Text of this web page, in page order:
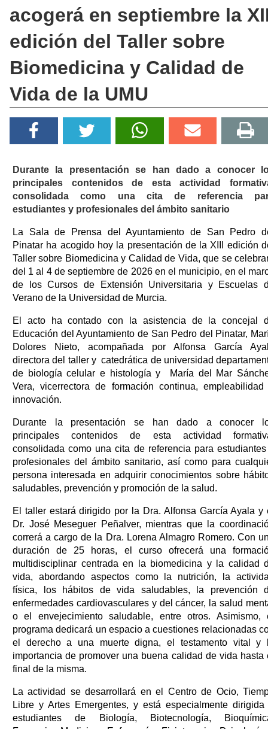
acogerá en septiembre la
edición del Taller sobre
Biomedicina y Calidad de
Vida de la UMU
Durante la presentación se han dado a conocer
principales contenidos de esta actividad
consolidada como una cita de referencia
estudiantes y profesionales del ámbito sanitario
La Sala de Prensa del Ayuntamiento de San Pedro
Pinatar ha acogido hoy la presentación de la XIII edición
Taller sobre Biomedicina y Calidad de Vida, que se
del 1 al 4 de septiembre de 2026 en el municipio, en el
de los Cursos de Extensión Universitaria y Escuelas
Verano de la Universidad de Murcia.
El acto ha contado con la asistencia de la concejal
Educación del Ayuntamiento de San Pedro del Pinatar,
Dolores Nieto, acompañada por Alfonsa García
directora del taller y catedrática de universidad
de biología celular e histología y María del Mar
Vera, vicerrectora de formación continua, empleabilidad
innovación.
Durante la presentación se han dado a conocer
principales contenidos de esta actividad
consolidada como una cita de referencia para
profesionales del ámbito sanitario, así como para
persona interesada en adquirir conocimientos sobre
saludables, prevención y promoción de la salud.
El taller estará dirigido por la Dra. Alfonsa García Ayala y
Dr. José Meseguer Peñalver, mientras que la
correrá a cargo de la Dra. Lorena Almagro Romero. Con
duración de 25 horas, el curso ofrecerá una
multidisciplinar centrada en la biomedicina y la calidad
vida, abordando aspectos como la nutrición, la
física, los hábitos de vida saludables, la prevención
enfermedades cardiovasculares y del cáncer, la salud
o el envejecimiento saludable, entre otros. Asimismo,
programa dedicará un espacio a cuestiones relacionadas
el derecho a una muerte digna, el testamento vital y
importancia de promover una buena calidad de vida hasta
final de la misma.
La actividad se desarrollará en el Centro de Ocio,
Libre y Artes Emergentes, y está especialmente dirigida
estudiantes de Biología, Biotecnología,